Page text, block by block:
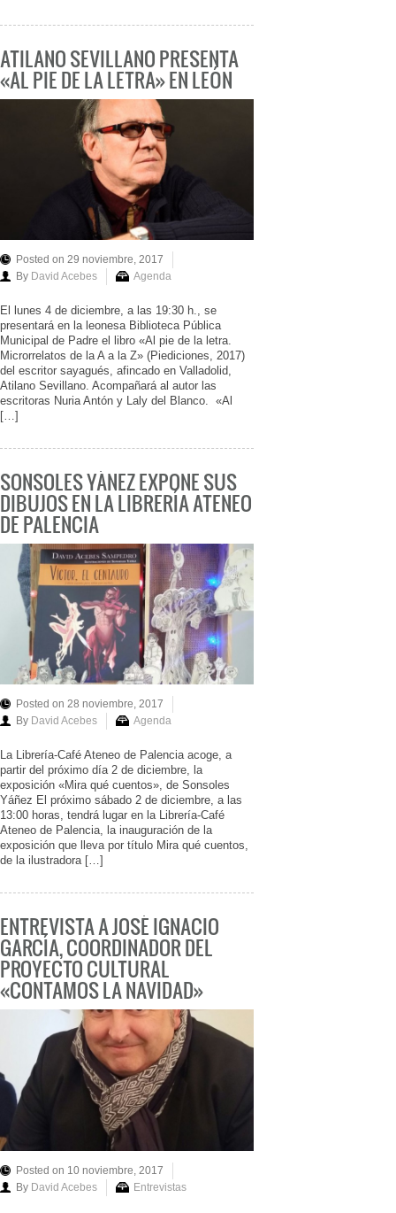
ATILANO SEVILLANO PRESENTA
«AL PIE DE LA LETRA» EN LEÓN
Posted on 29 noviembre, 2017
By David Acebes Agenda
El lunes 4 de diciembre, a las 19:30 h., se
presentará en la leonesa Biblioteca Pública
Municipal de Padre el libro «Al pie de la letra.
Microrrelatos de la A a la Z» (Piediciones, 2017)
del escritor sayagués, afincado en Valladolid,
Atilano Sevillano. Acompañará al autor las
escritoras Nuria Antón y Laly del Blanco. «Al
[…]
SONSOLES YÁÑEZ EXPONE SUS
DIBUJOS EN LA LIBRERÍA ATENEO
DE PALENCIA
Posted on 28 noviembre, 2017
By David Acebes Agenda
La Librería-Café Ateneo de Palencia acoge, a
partir del próximo día 2 de diciembre, la
exposición «Mira qué cuentos», de Sonsoles
Yáñez El próximo sábado 2 de diciembre, a las
13:00 horas, tendrá lugar en la Librería-Café
Ateneo de Palencia, la inauguración de la
exposición que lleva por título Mira qué cuentos,
de la ilustradora […]
ENTREVISTA A JOSÉ IGNACIO
GARCÍA, COORDINADOR DEL
PROYECTO CULTURAL
«CONTAMOS LA NAVIDAD»
Posted on 10 noviembre, 2017
By David Acebes Entrevistas